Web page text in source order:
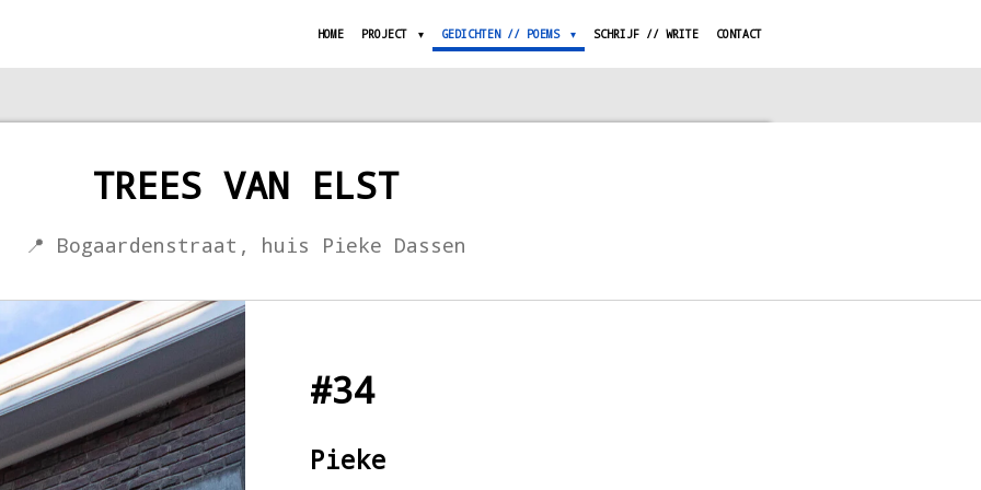
HOME PROJECT GEDICHTEN // POEMS SCHRIJF // WRITE CONTACT
TREES VAN ELST
📍 Bogaardenstraat, huis Pieke Dassen
#34
Pieke